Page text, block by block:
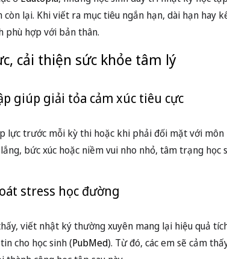
lại. Khi viết ra mục tiêu ngắn hạn, dài hạn hay
phù hợp với bản thân.
cải thiện sức khỏe tâm lý
giúp giải tỏa cảm xúc tiêu cực
lực trước mỗi kỳ thi hoặc khi phải đối mặt với
bức xúc hoặc niềm vui nho nhỏ, tâm trạng học
stress học đường
viết nhật ký thường xuyên mang lại hiệu quả
cho học sinh (PubMed). Từ đó, các em sẽ cảm